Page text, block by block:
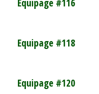
Equipage #116
Equipage #118
Equipage #120